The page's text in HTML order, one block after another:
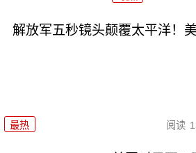
解放军五秒镜头颠覆太平洋！
最热 阅读